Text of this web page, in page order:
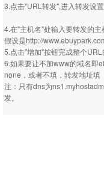
3.点击"URL转发",进入转发设
4.在"主机名"处输入要转发的
假设是http://
5.点击"增加"按钮完成整个
6.如果要让不加www的域名
none，或者不填，转发地址
注：只有dns为
发。